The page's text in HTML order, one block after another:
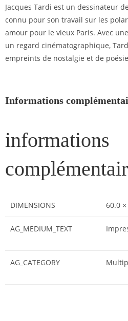
Jacques Tardi est un dessinateur
connu pour son travail sur les
amour pour le vieux Paris. Avec
un regard cinématographique,
empreints de nostalgie et de
Informations
informations
DIMENSIONS 60.0
AG_MEDIUM_TEXT
AG_CATEGORY